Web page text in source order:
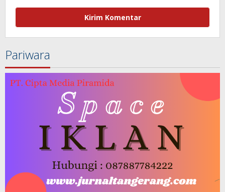
Pariwara